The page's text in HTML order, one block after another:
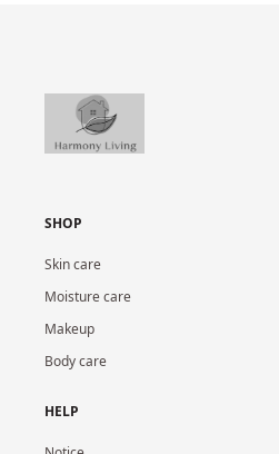
SHOP
Skin care
Moisture care
Makeup
Body care
HELP